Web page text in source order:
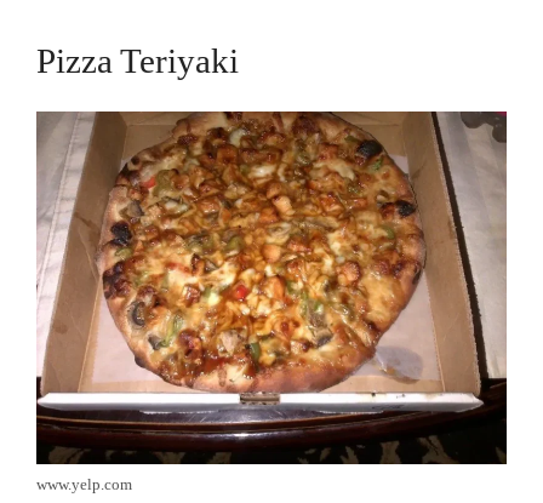
Pizza Teriyaki
www.yelp.com